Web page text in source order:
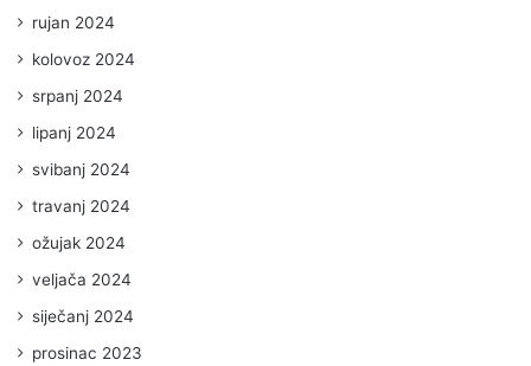
rujan 2024
kolovoz 2024
srpanj 2024
lipanj 2024
svibanj 2024
travanj 2024
ožujak 2024
veljača 2024
siječanj 2024
prosinac 2023